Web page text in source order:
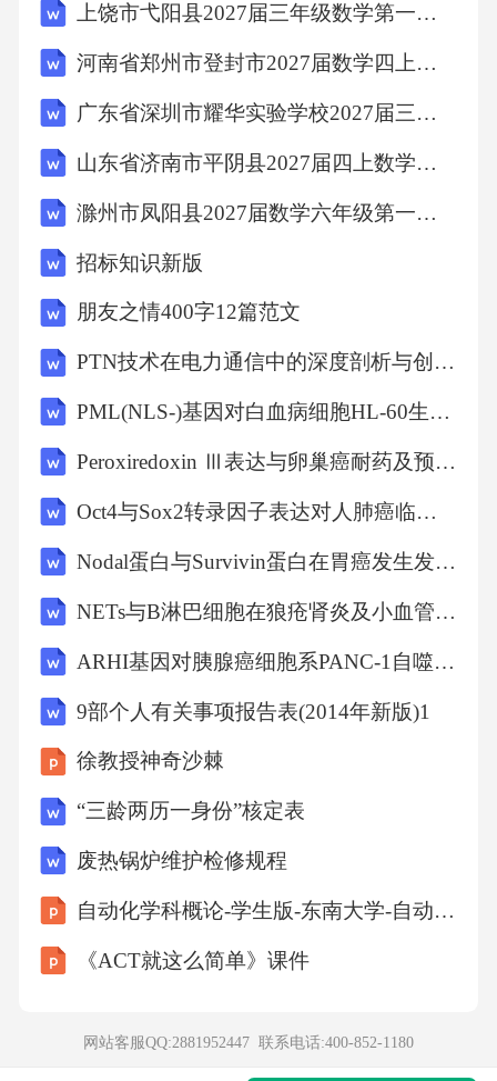
上饶市弋阳县2027届三年级数学第一学期期末学业水平测试试题含解析
河南省郑州市登封市2027届数学四上期末综合测试模拟试题含解析
广东省深圳市耀华实验学校2027届三上数学期末质量检测试题含解析
山东省济南市平阴县2027届四上数学期末监测试题含解析
滁州市凤阳县2027届数学六年级第一学期期末经典试题含解析
招标知识新版
朋友之情400字12篇范文
PTN技术在电力通信中的深度剖析与创新应用研究
PML(NLS-)基因对白血病细胞HL-60生物学功能影响的深度剖析
Peroxiredoxin Ⅲ表达与卵巢癌耐药及预后的关联性解析：多维度研究与展望
Oct4与Sox2转录因子表达对人肺癌临床特征及预后的影响探究
Nodal蛋白与Survivin蛋白在胃癌发生发展中的表达关联及临床意义研究
NETs与B淋巴细胞在狼疮肾炎及小血管炎患者肾组织中的表达及意义：疾病机制与诊疗新视角
ARHI基因对胰腺癌细胞系PANC-1自噬作用的诱导及机制解析
9部个人有关事项报告表(2014年新版)1
徐教授神奇沙棘
“三龄两历一身份”核定表
废热锅炉维护检修规程
自动化学科概论-学生版-东南大学-自动化学院课件
《ACT就这么简单》课件
网站客服QQ:2881952447 联系电话:400-852-1180